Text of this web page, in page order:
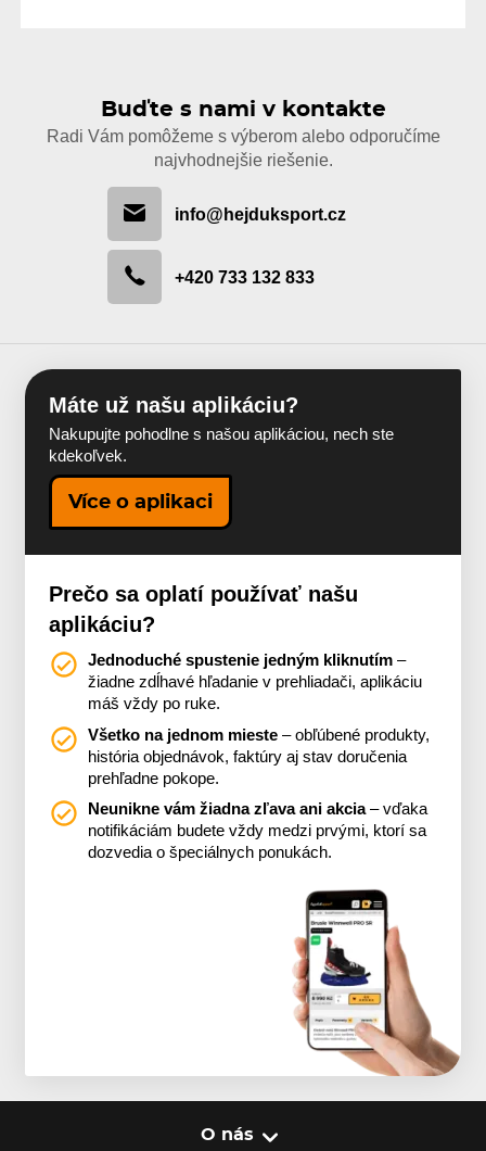
Buďte s nami v kontakte
Radi Vám pomôžeme s výberom alebo odporučíme
najvhodnejšie riešenie.
info@hejduksport.cz
+420 733 132 833
Máte už našu aplikáciu?
Nakupujte pohodlne s našou aplikáciou, nech ste
kdekoľvek.
Více o aplikaci
Prečo sa oplatí používať našu
aplikáciu?
Jednoduché spustenie jedným kliknutím –
žiadne zdĺhavé hľadanie v prehliadači, aplikáciu
máš vždy po ruke.
Všetko na jednom mieste – obľúbené produkty,
história objednávok, faktúry aj stav doručenia
prehľadne pokope.
Neunikne vám žiadna zľava ani akcia– vďaka
notifikáciám budete vždy medzi prvými, ktorí sa
dozvedia o špeciálnych ponukách.
O nás